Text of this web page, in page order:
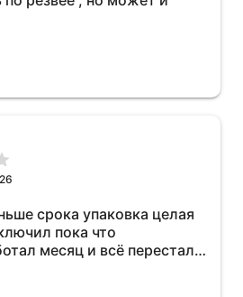
срока упаковка целая
пока что
месяц и всё перестал
расход топлива , очень